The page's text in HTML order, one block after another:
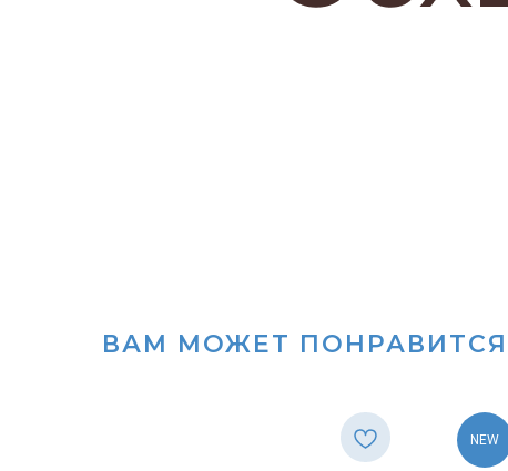
ВАМ МОЖЕТ ПОНРАВИТСЯ
NEW